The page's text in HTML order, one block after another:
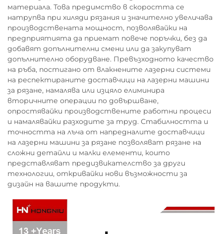
материала. Това предимство в скоростта се
натрупва при хиляди рязания и значително увеличава
производствената мощност, позволявайки на
предприятията да приемат повече поръчки, без да
добавят допълнителни смени или да закупуват
допълнително оборудване. Превъзходното качество
на ръба, постигано от влакнените лазерни системи
на респектираните доставчици на лазерни машини
за рязане, намалява или изцяло елиминира
вторичните операции по довършване,
опростявайки производствените работни процеси
и намалявайки разходите за труд. Стабилността и
точността на лъча от напредналите доставчици
на лазерни машини за рязане позволяват рязане на
сложни детайли и малки елементи, които
представляват предизвикателство за други
технологии, откривайки нови възможности за
дизайн на вашите продукти.